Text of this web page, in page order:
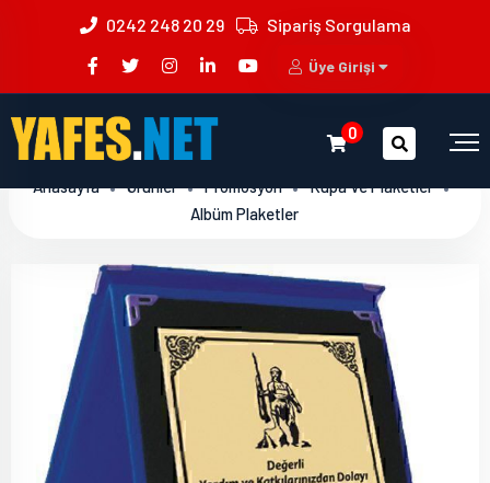
0242 248 20 29 Sipariş Sorgulama
Üye Girişi
0
Anasayfa Ürünler Promosyon
Kupa Ve Plaketler
Albüm Plaketler